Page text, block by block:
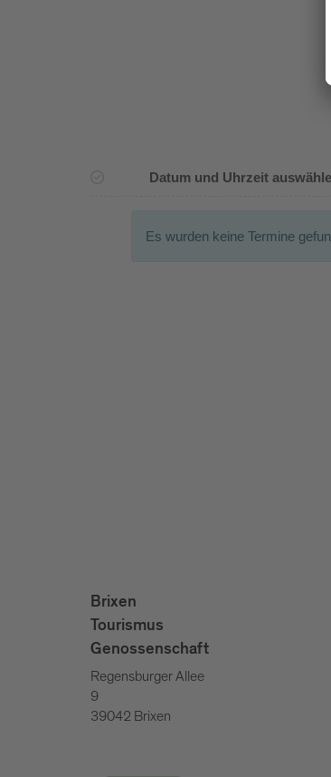
Brixen
Tourismus
Genossenschaft
Regensburger Allee
9
39042 Brixen